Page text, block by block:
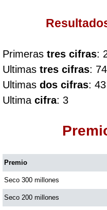
Culona día
Culona noche
Dorado Mañana
Dorado Noche
Primeras tres cifras:
Ultimas tres cifras:
Ultimas dos cifras: 43
Ultima cifra: 3
Premio
Seco 300 millones
Seco 200 millones